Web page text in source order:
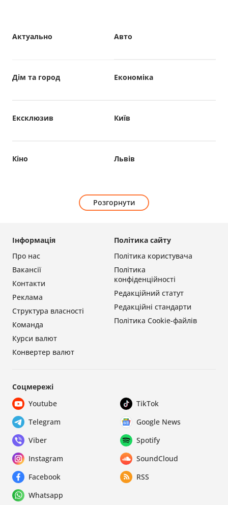
Авто
Актуально
Дім та город Економіка
Ексклюзив Київ
Кіно Львів
Розгорнути
Політика сайту
Політика користувача
Політика
конфіденційності
Редакційний статут
Редакційні стандарти
Політика Cookie-файлів
Інформація
Про нас
Вакансії
Контакти
Реклама
Структура власності
Команда
Курси валют
Конвертер валют
Соцмережі
Youtube
TikTok
Telegram
Google News
Viber
Spotify
Instagram
SoundCloud
Facebook
RSS
Whatsapp